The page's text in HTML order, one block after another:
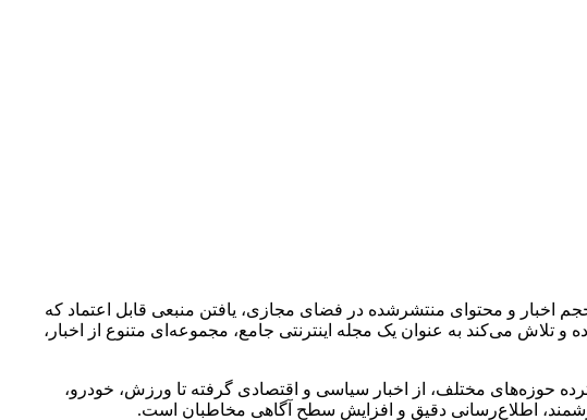
اخبار و محتوای منتشرشده در فضای مجازی، یافتن منبعی قابل اعتماد که
و تلاش می‌کند به عنوان یک مجله اینترنتی جامع، مجموعه‌ای متنوع از اخبار،
حوزه‌های مختلف، از اخبار سیاسی و اقتصادی گرفته تا ورزش، خودرو،
اطلاع‌رسانی دقیق و افزایش سطح آگاهی مخاطبان است.